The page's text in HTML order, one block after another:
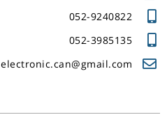
052-9240822
052-3985135
electronic.can@gmail.com